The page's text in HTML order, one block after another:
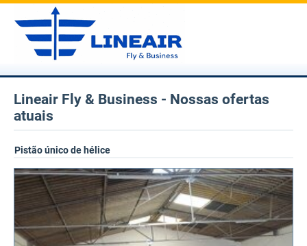
Lineair Fly & Business - Nossas ofertas
atuais
Pistão único de hélice